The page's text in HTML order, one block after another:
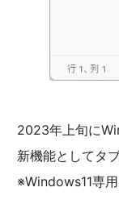
2023年上旬に
新機能としてタ
※Windows11専